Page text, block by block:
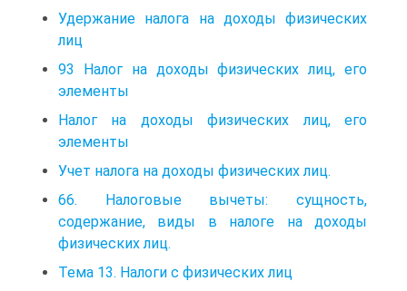
Удержание налога на доходы физических
лиц
93 Налог на доходы физических лиц, его
элементы
Налог на доходы физических лиц, его
элементы
Учет налога на доходы физических лиц.
66. Налоговые вычеты: сущность,
содержание, виды в налоге на доходы
физических лиц.
Тема 13. Налоги с физических лиц